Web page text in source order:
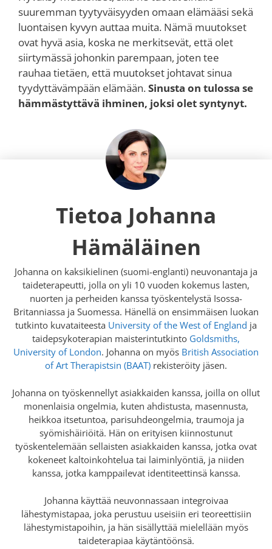
suuremman tyytyväisyyden omaan elämääsi sekä
luontaisen kyvyn auttaa muita. Nämä muutokset
ovat hyvä asia, koska ne merkitsevät, että olet
siirtymässä johonkin parempaan, joten tee
rauhaa tietäen, että muutokset johtavat sinua
tyydyttävämpään elämään.Sinusta on tulossa se
hämmästyttävä ihminen, joksi olet syntynyt.
Tietoa Johanna
Hämäläinen
Johanna on kaksikielinen (suomi-englanti) neuvonantaja ja
taideterapeutti, jolla on yli 10 vuoden kokemus lasten,
nuorten ja perheiden kanssa työskentelystä Isossa-
Britanniassa ja Suomessa. Hänellä on ensimmäisen luokan
tutkinto kuvataiteesta University of the West of England ja
taidepsykoterapian maisterintutkinto Goldsmiths,
University of London. Johanna on myös British Association
of Art Therapistsin (BAAT) rekisteröity jäsen.
Johanna on työskennellyt asiakkaiden kanssa, joilla on ollut
monenlaisia ongelmia, kuten ahdistusta, masennusta,
heikkoa itsetuntoa, parisuhdeongelmia, traumoja ja
syömishäiriöitä. Hän on erityisen kiinnostunut
työskentelemään sellaisten asiakkaiden kanssa, jotka ovat
kokeneet kaltoinkohtelua tai laiminlyöntiä, ja niiden
kanssa, jotka kamppailevat identiteettinsä kanssa.
Johanna käyttää neuvonnassaan integroivaa
lähestymistapaa, joka perustuu useisiin eri teoreettisiin
lähestymistapoihin, ja hän sisällyttää mielellään myös
taideterapiaa käytäntöönsä.